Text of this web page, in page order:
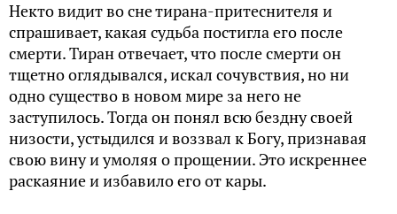
Некто видит во сне тирана-притеснителя и
спрашивает, какая судьба постигла его после
смерти. Тиран отвечает, что после смерти он
тщетно оглядывался, искал сочувствия, но ни
одно существо в новом мире за него не
заступилось. Тогда он понял всю бездну своей
низости, устыдился и воззвал к Богу, признавая
свою вину и умоляя о прощении. Это искреннее
раскаяние и избавило его от кары.